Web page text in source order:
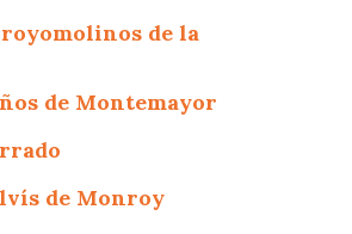
de la
de Montemayor
de Monroy